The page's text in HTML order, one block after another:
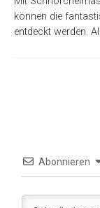
können die
entdeckt werden.
Abonnieren